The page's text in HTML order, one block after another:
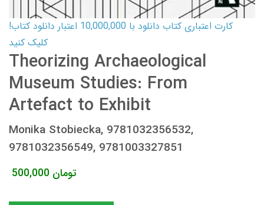
کارت اعتباری کتاب دانلود با 10,000,000 اعتبار دانلود کتاب!
کلیک کنید
Theorizing Archaeological
Museum Studies: From
Artefact to Exhibit
Monika Stobiecka, 9781032356532,
9781032356549, 9781003327851
500,000 تومان